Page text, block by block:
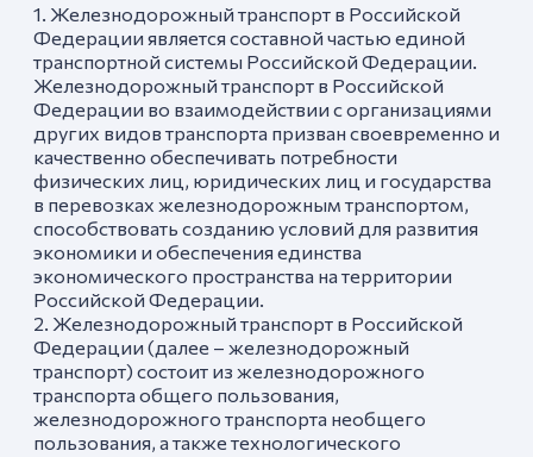
1. Железнодорожный транспорт в Российской
Федерации является составной частью единой
транспортной системы Российской Федерации.
Железнодорожный транспорт в Российской
Федерации во взаимодействии с организациями
других видов транспорта призван своевременно и
качественно обеспечивать потребности
физических лиц, юридических лиц и государства
в перевозках железнодорожным транспортом,
способствовать созданию условий для развития
экономики и обеспечения единства
экономического пространства на территории
Российской Федерации.
2. Железнодорожный транспорт в Российской
Федерации (далее – железнодорожный
транспорт) состоит из железнодорожного
транспорта общего пользования,
железнодорожного транспорта необщего
пользования, а также технологического